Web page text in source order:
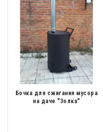
Бочка для сжигания мусора
на даче "Золка"